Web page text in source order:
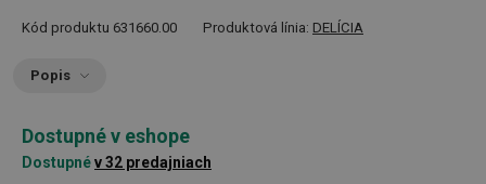
Kód produktu 631660.00 Produktová línia: DELÍCIA
Popis
Dostupné v eshope
Dostupnév 32 predajniach